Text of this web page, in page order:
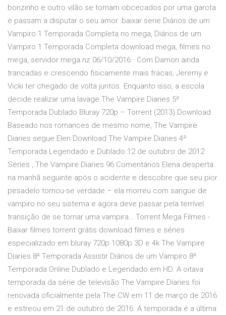
bonzinho e outro vilão se tornam obcecados por uma garota
e passam a disputar o seu amor. baixar serie Diários de um
Vampiro 1 Temporada Completa no mega, Diários de um
Vampiro 1 Temporada Completa download mega, filmes no
mega, servidor mega.nz 06/10/2016 · Com Damon ainda
trancadas e crescendo fisicamente mais fracas, Jeremy e
Vicki ter chegado de volta juntos. Enquanto isso, a escola
decide realizar uma lavage The Vampire Diaries 5ª
Temporada Dublado Bluray 720p – Torrent (2013) Download
Baseado nos romances de mesmo nome, The Vampire
Diaries segue Elen Download The Vampire Diaries 4ª
Temporada Legendado e Dublado 12 de outubro de 2012
Séries , The Vampire Diaries 96 Comentários Elena desperta
na manhã seguinte após o acidente e descobre que seu pior
pesadelo tornou-se verdade – ela morreu com sangue de
vampiro no seu sistema e agora deve passar pela terrível
transição de se tornar uma vampira… Torrent Mega Filmes -
Baixar filmes torrent grátis download filmes e séries
especializado em bluray 720p 1080p 3D e 4k The Vampire
Diaries 8ª Temporada Assistir Diários de um Vampiro 8ª
Temporada Online Dublado e Legendado em HD. A oitava
temporada da série de televisão The Vampire Diaries foi
renovada oficialmente pela The CW em 11 de março de 2016
e estreou em 21 de outubro de 2016. A temporada é a última